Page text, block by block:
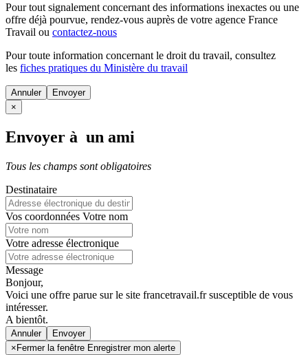
Pour tout signalement concernant des informations inexactes ou une
offre déjà pourvue, rendez-vous auprès de votre agence France
Travail ou contactez-nous
Pour toute information concernant le droit du travail, consultez
les fiches pratiques du Ministère du travail
Annuler
×
Envoyer à un ami
Tous les champs sont obligatoires
Destinataire
Vos coordonnées Votre nom
Votre adresse électronique
Message
Bonjour,
Voici une offre parue sur le site francetravail.fr susceptible de vous
intéresser.
A bientôt.
Annuler
× Fermer la fenêtre Enregistrer mon alerte